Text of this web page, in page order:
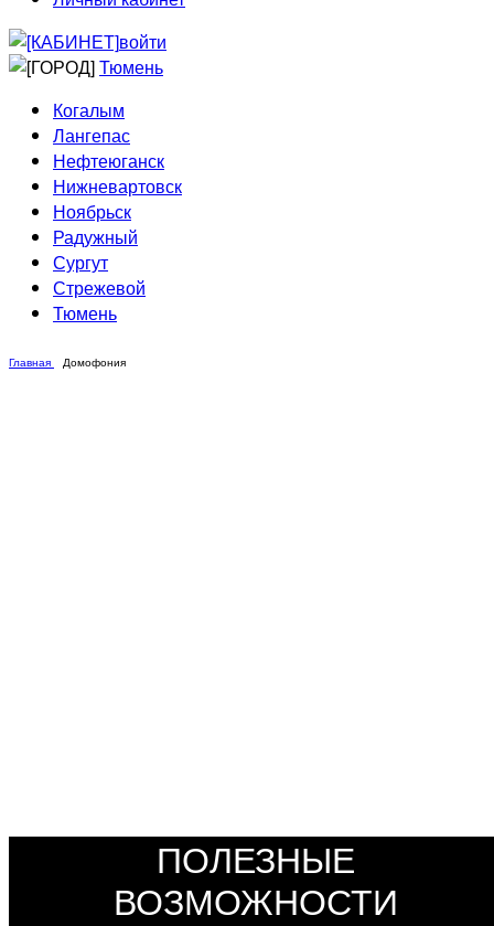
Домовые сети
войти
Тюмень
Когалым
Лангепас
Нефтеюганск
Нижневартовск
Ноябрьск
Радужный
Сургут
Стрежевой
Тюмень
Главная Домофония
ПОЛЕЗНЫЕ
ВОЗМОЖНОСТИ